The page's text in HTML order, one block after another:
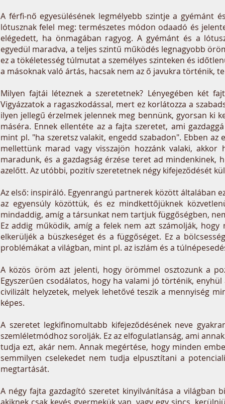
A férfi-nő egyesülésének legmélyebb szintje a gyémánt
lótusznak felel meg: természetes módon odaadó és
elégedett, ha önmagában ragyog. A gyémánt és a
egyedül maradva, a teljes szintű működés legnagyobb
ez a tökéletesség túlmutat a személyes szinteken és
a másoknak való ártás, hacsak nem az ő javukra történik,
Milyen fajtái léteznek a szeretetnek? Lényegében két
Vigyázzatok a ragaszkodással, mert ez korlátozza a
ilyen jellegű érzelmek jelennek meg bennünk, gyorsan ki
máséra. Ennek ellentéte az a fajta szeretet, ami
mint pl. "ha szeretsz valakit, engedd szabadon". Ebben
mellettünk marad vagy visszajön hozzánk valaki,
maradunk, és a gazdagság érzése teret ad mindenkinek,
azelőtt. Az utóbbi, pozitív szeretetnek négy kifejeződését
Az első: inspiráló. Egyenrangú partnerek között általában
az egyensúly közöttük, és ez mindkettőjüknek
mindaddig, amíg a társunkat nem tartjuk függőségben,
Ez addig működik, amíg a felek nem azt számolják,
elkerüljék a büszkeséget és a függőséget. Ez a
problémákat a világban, mint pl. az iszlám és a
A közös öröm azt jelenti, hogy örömmel osztozunk a
Egyszerűen csodálatos, hogy ha valami jó történik,
civilizált helyzetek, melyek lehetővé teszik a mennyiség
képes.
A szeretet legkifinomultabb kifejeződésének neve
szemléletmódhoz sorolják. Ez az elfogulatlanság, ami
tudja ezt, akár nem. Annak megértése, hogy minden
semmilyen cselekedet nem tudja elpusztítani a
megtartását.
A négy fajta gazdagító szeretet kinyilvánítása a világban